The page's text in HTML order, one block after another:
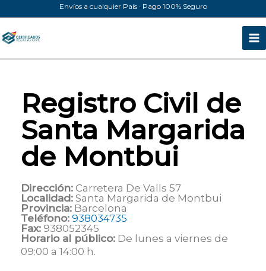
al
contenido
Envíos a cualquier País · Pago 100% Seguro
Registro Civil de
Santa Margarida
de Montbui
Dirección: Carretera De Valls 57
Localidad: Santa Margarida de Montbui
Provincia: Barcelona
Teléfono: 938034735
Fax: 938052345
Horario al público: De lunes a viernes de
09:00 a 14:00 h.